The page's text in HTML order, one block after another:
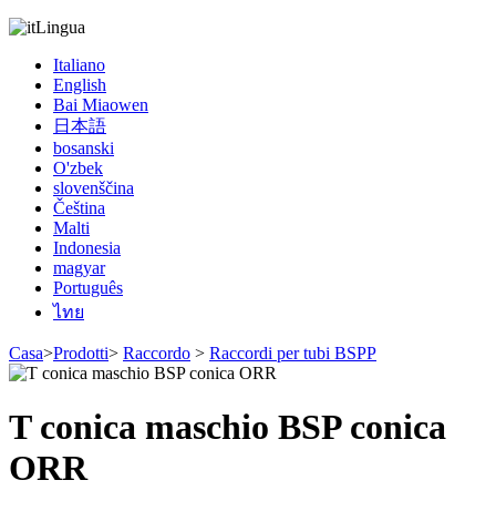
Lingua
Italiano
English
Bai Miaowen
日本語
bosanski
O'zbek
slovenščina
Čeština
Malti
Indonesia
magyar
Português
ไทย
Casa>Prodotti> Raccordo > Raccordi per tubi BSPP
T conica maschio BSP conica
ORR